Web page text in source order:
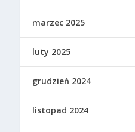
marzec 2025
luty 2025
grudzień 2024
listopad 2024